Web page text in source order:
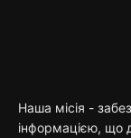
Наша місія -
інформацією, що